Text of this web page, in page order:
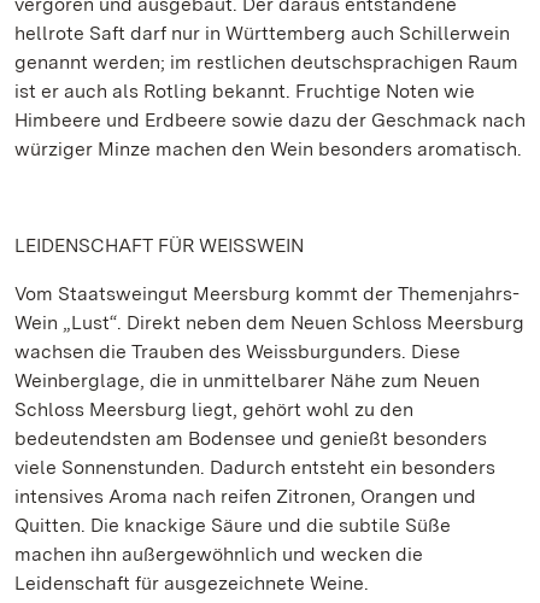
hellrote Saft darf nur in Württemberg auch Schillerwein
genannt werden; im restlichen deutschsprachigen Raum
ist er auch als Rotling bekannt. Fruchtige Noten wie
Himbeere und Erdbeere sowie dazu der Geschmack nach
würziger Minze machen den Wein besonders aromatisch.
LEIDENSCHAFT FÜR WEISSWEIN
Vom Staatsweingut Meersburg kommt der Themenjahrs-
Wein „Lust“. Direkt neben dem Neuen Schloss Meersburg
wachsen die Trauben des Weissburgunders. Diese
Weinberglage, die in unmittelbarer Nähe zum Neuen
Schloss Meersburg liegt, gehört wohl zu den
bedeutendsten am Bodensee und genießt besonders
viele Sonnenstunden. Dadurch entsteht ein besonders
intensives Aroma nach reifen Zitronen, Orangen und
Quitten. Die knackige Säure und die subtile Süße
machen ihn außergewöhnlich und wecken die
Leidenschaft für ausgezeichnete Weine.